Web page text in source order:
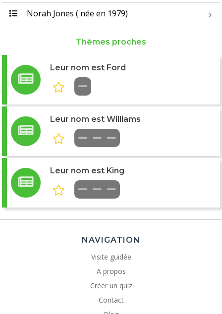
Norah Jones ( née en 1979)
Thèmes proches
Leur nom est Ford
Leur nom est Williams
Leur nom est King
NAVIGATION
Visite guidée
A propos
Créer un quiz
Contact